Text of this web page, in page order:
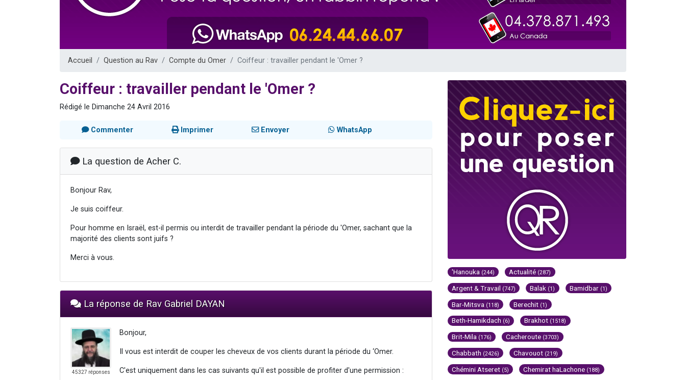
6 personnes viennent de faire un don pour 5 enfants déjà orphelins risquent de perdre leur maman
3 personnes viennent de nous rejoindre sur WhatsApp
Accueil Question au Rav Compte du Omer Coiffeur : travailler pendant le 'Omer ?
Coiffeur : travailler pendant le 'Omer ?
Rédigé le Dimanche 24 Avril 2016
Commenter Imprimer Envoyer WhatsApp
La question de Acher C.
Bonjour Rav,
Je suis coiffeur.
Pour homme en Israël, est-il permis ou interdit de travailler pendant la période du 'Omer, sachant que la
majorité des clients sont juifs ?
Merci à vous.
La réponse de Rav Gabriel DAYAN
45327 réponses
Bonjour,
Il vous est interdit de couper les cheveux de vos clients durant la période du ‘Omer.
C'est uniquement dans les cas suivants qu'il est possible de profiter d'une permission :
'Hanouka (244) Actualité (287)
Argent & Travail (747) Balak (1) Bamidbar (1)
Bar-Mitsva (118) Berechit (1)
Beth-Hamikdach (6) Brakhot (1518)
Brit-Mila (176) Cacheroute (3703)
Chabbath (2426) Chavouot (219)
Chémini Atseret (5) Chemirat haLachone (188)